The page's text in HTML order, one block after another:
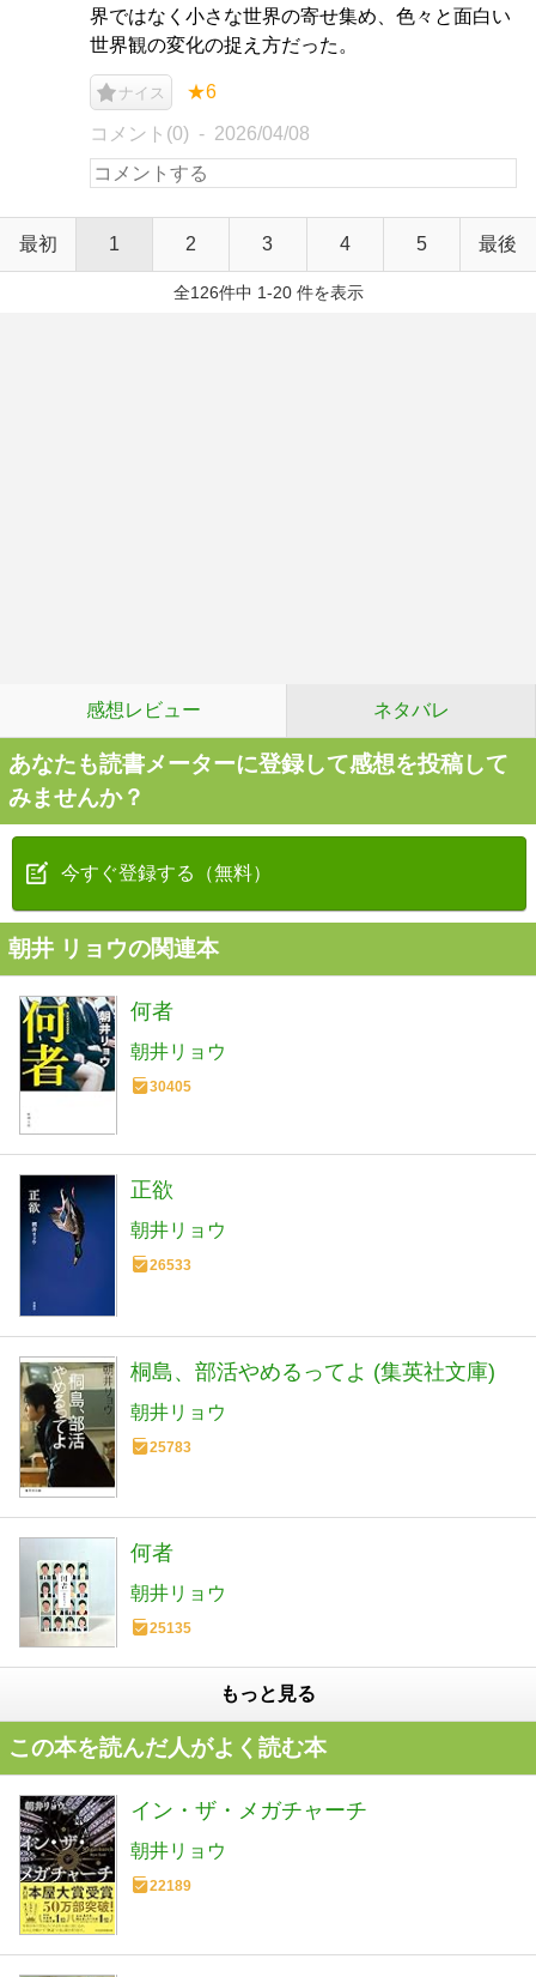
界ではなく小さな世界の寄せ集め、色々と面白い
世界観の変化の捉え方だった。
ナイス ★6
コメント(0) 2026/04/08
最初 1 2 3 4 5 最後
全126件中 1-20 件を表示
感想レビュー ネタバレ
あなたも読書メーターに登録して感想を投稿して
みませんか？
今すぐ登録する（無料）
朝井 リョウの関連本
何者
朝井リョウ
30405
正欲
朝井リョウ
26533
桐島、部活やめるってよ (集英社文庫)
朝井リョウ
25783
何者
朝井リョウ
25135
もっと見る
この本を読んだ人がよく読む本
イン・ザ・メガチャーチ
朝井リョウ
22189